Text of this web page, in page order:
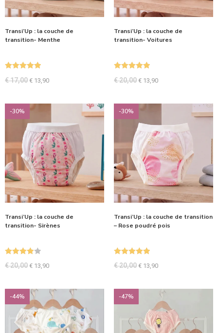
Transi’Up : la couche de
transition- Menthe
€17,00 € 13,90
Transi’Up : la couche de
transition- Voitures
€20,00 € 13,90
-30%
Transi’Up : la couche de
transition- Sirènes
Note
4.00
€20,00 € 13,90
-30%
Transi’Up : la couche de transition
– Rose poudré pois
Note
5.00
€20,00 € 13,90
-44% -47%